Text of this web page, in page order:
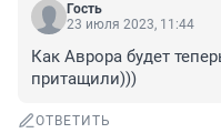
Гость
23 июля 2023, 11:44
Как Аврора будет
притащили)))
ОТВЕТИТЬ